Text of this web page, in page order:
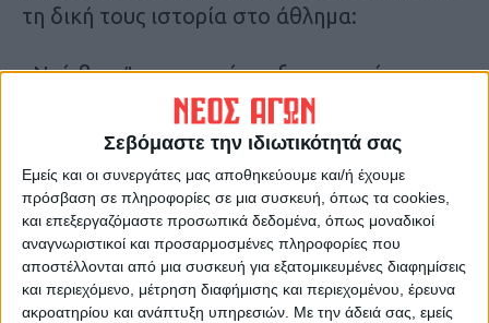
Σεβόμαστε την ιδιωτικότητά σας
Εμείς και οι συνεργάτες μας αποθηκεύουμε και/ή έχουμε
πρόσβαση σε πληροφορίες σε μια συσκευή, όπως τα cookies,
και επεξεργαζόμαστε προσωπικά δεδομένα, όπως μοναδικοί
αναγνωριστικοί και προσαρμοσμένες πληροφορίες που
αποστέλλονται από μια συσκευή για εξατομικευμένες διαφημίσεις
και περιεχόμενο, μέτρηση διαφήμισης και περιεχομένου, έρευνα
ακροατηρίου και ανάπτυξη υπηρεσιών. Με την άδειά σας, εμείς
τη δική τους ιστορία στο άθλημα:
«Ντέιβιντ Ίνγκραμ – ένας ξεχωριστός
γνώστης του παιχνιδιού, με εμπειρία από το
υψηλότερο επίπεδο και τεράστια προσφορά
ως παίκτης και προπονητής. Η παρουσία του
στο Camp δίνει στα παιδιά μας την ευκαιρία
να διδαχτούν από κάποιον που έχει «ζει»
πραγματικά το μπάσκετ.
Βαγγέλης Αλεξανδρής – ο «τίγρης» των